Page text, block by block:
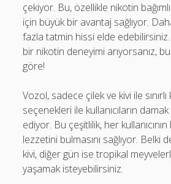
çekiyor. Bu, özellikle nikotin
için büyük bir avantaj sağlıyor.
fazla tatmin hissi elde
bir nikotin deneyimi arıyorsanız,
göre!
Vozol, sadece çilek ve kivi ile sınırlı
seçenekleri ile kullanıcıların
ediyor. Bu çeşitlilik, her
lezzetini bulmasını sağlıyor. Belki
kivi, diğer gün ise tropikal
yaşamak isteyebilirsiniz.